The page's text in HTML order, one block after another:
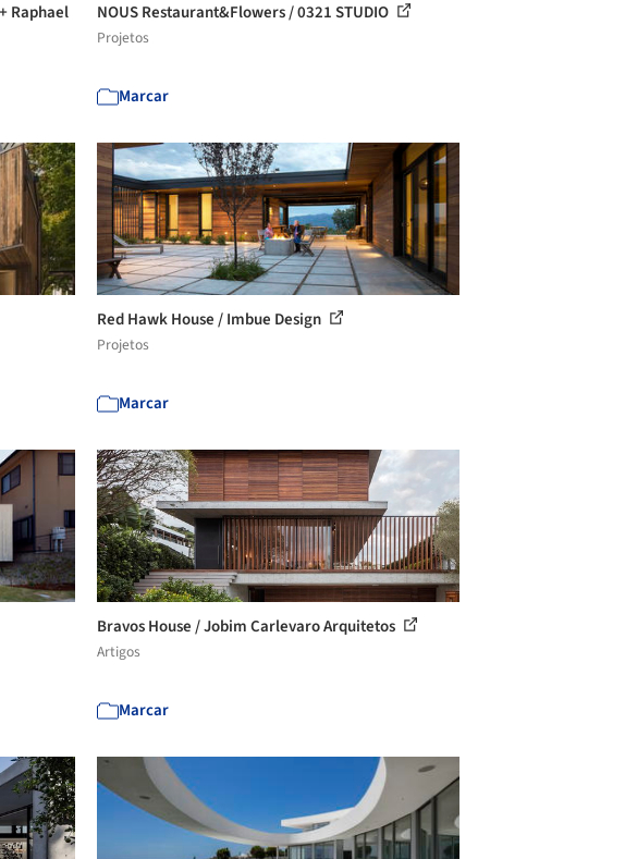
Raphael
NOUS Restaurant&Flowers / 0321 STUDIO
Projetos
Marcar
Red Hawk House / Imbue Design
Projetos
Marcar
Bravos House / Jobim Carlevaro Arquitetos
Artigos
Marcar